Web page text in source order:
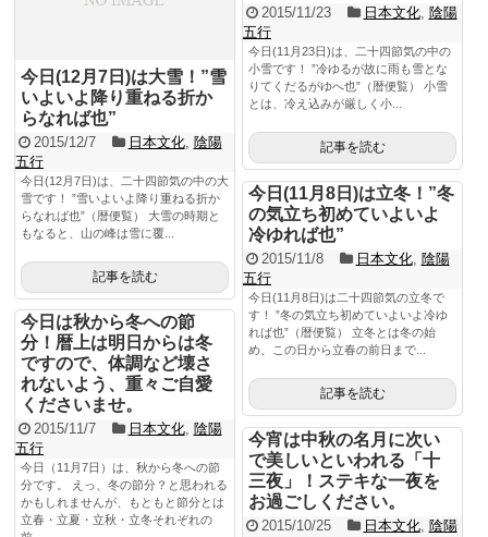
今日(12月7日)は大雪！”雪
いよいよ降り重ねる折か
らなれば也”
2015/12/7 日本文化, 陰陽
五行
今日(12月7日)は、二十四節気の中の大
雪です！ ”雪いよいよ降り重ねる折か
らなれば也”（暦便覧） 大雪の時期と
もなると、山の峰は雪に覆...
記事を読む
2015/11/23 日本文化, 陰陽
五行
今日(11月23日)は、二十四節気の中の
小雪です！ ”冷ゆるが故に雨も雪とな
りてくだるがゆへ也”（暦便覧） 小雪
とは、冷え込みが厳しく小...
記事を読む
今日(11月8日)は立冬！”冬
の気立ち初めていよいよ
冷ゆれば也”
2015/11/8 日本文化, 陰陽
五行
今日(11月8日)は二十四節気の立冬で
す！ ”冬の気立ち初めていよいよ冷ゆ
れば也”（暦便覧） 立冬とは冬の始
め、この日から立春の前日まで...
記事を読む
今日は秋から冬への節
分！暦上は明日からは冬
ですので、体調など壊さ
れないよう、重々ご自愛
くださいませ。
2015/11/7 日本文化, 陰陽
五行
今日（11月7日）は、秋から冬への節
分です。 えっ、冬の節分？と思われる
かもしれませんが、もともと節分とは
立春・立夏・立秋・立冬それぞれの
今宵は中秋の名月に次い
で美しいといわれる「十
三夜」！ステキな一夜を
お過ごしください。
2015/10/25 日本文化, 陰陽